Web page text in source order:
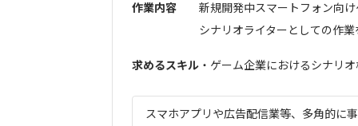
作業内容
新規開発中スマートフォン向
シナリオライターとしての作業
求めるスキル ・ゲーム企業におけるシナリ
スマホアプリや広告配信業等、多角的に